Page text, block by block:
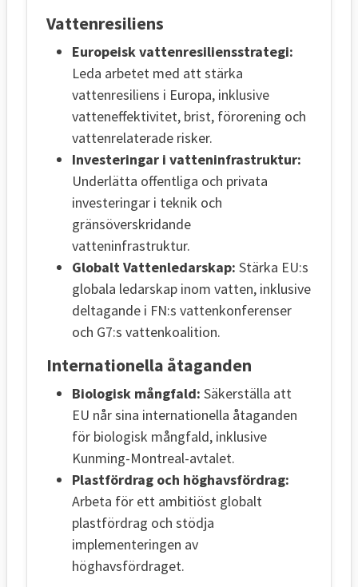
Vattenresiliens
Europeisk vattenresiliensstrategi:
Leda arbetet med att stärka
vattenresiliens i Europa, inklusive
vatteneffektivitet, brist, förorening och
vattenrelaterade risker.
Investeringar i vatteninfrastruktur:
Underlätta offentliga och privata
investeringar i teknik och
gränsöverskridande
vatteninfrastruktur.
Globalt Vattenledarskap: Stärka EU:s
globala ledarskap inom vatten, inklusive
deltagande i FN:s vattenkonferenser
och G7:s vattenkoalition.
Internationella åtaganden
Biologisk mångfald: Säkerställa att
EU når sina internationella åtaganden
för biologisk mångfald, inklusive
Kunming-Montreal-avtalet.
Plastfördrag och höghavsfördrag:
Arbeta för ett ambitiöst globalt
plastfördrag och stödja
implementeringen av
höghavsfördraget.